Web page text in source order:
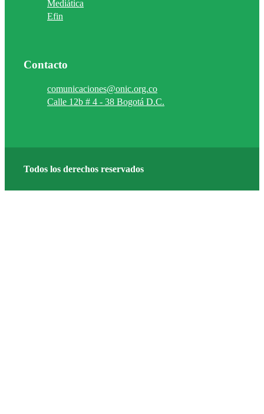
Mediática
Efin
Contacto
comunicaciones@onic.org.co
Calle 12b # 4 - 38 Bogotá D.C.
Todos los derechos reservados